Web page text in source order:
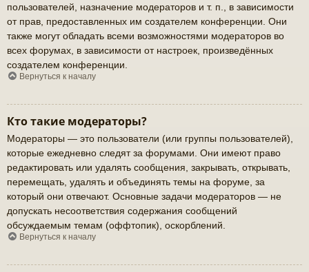
пользователей, назначение модераторов и т. п., в зависимости
от прав, предоставленных им создателем конференции. Они
также могут обладать всеми возможностями модераторов во
всех форумах, в зависимости от настроек, произведённых
создателем конференции.
Вернуться к началу
Кто такие модераторы?
Модераторы — это пользователи (или группы пользователей),
которые ежедневно следят за форумами. Они имеют право
редактировать или удалять сообщения, закрывать, открывать,
перемещать, удалять и объединять темы на форуме, за
который они отвечают. Основные задачи модераторов — не
допускать несоответствия содержания сообщений
обсуждаемым темам (оффтопик), оскорблений.
Вернуться к началу